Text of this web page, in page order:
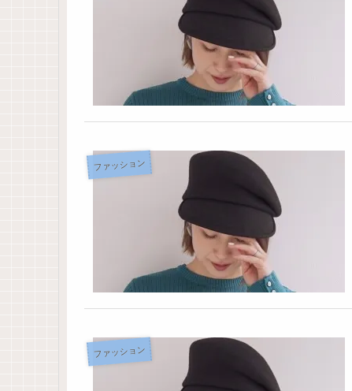
ファッション
ファッション